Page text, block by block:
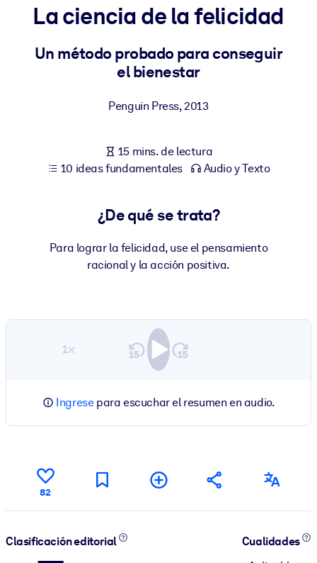
Para LMS/LXP
Integre conocimientos verificados y breves en su LMS/LXP para
Para bibliotecas corporativas
empresariales confiables y listos para usar.
estructurados para mejorar los resultados.
La ciencia de la felicidad
Un método probado para conseguir
el bienestar
Penguin Press,2013
15 mins. de lectura
10 ideas fundamentales
Audio y Texto
¿De qué se trata?
Para lograr la felicidad, use el pensamiento
racional y la acción positiva.
1×
Ingresepara escuchar el resumen en audio.
82
Clasificación editorial
Cualidades